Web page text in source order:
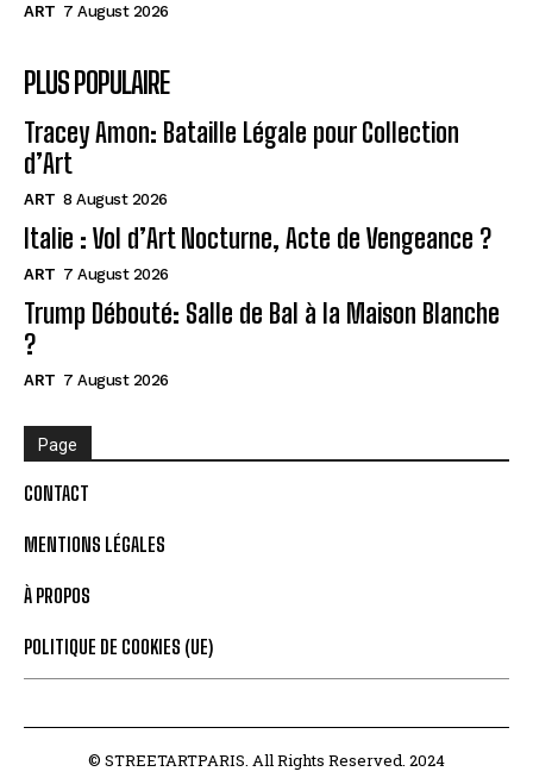
ART 7 August 2026
PLUS POPULAIRE
Tracey Amon: Bataille Légale pour Collection
d’Art
ART 8 August 2026
Italie : Vol d’Art Nocturne, Acte de Vengeance ?
ART 7 August 2026
Trump Débouté: Salle de Bal à la Maison Blanche
?
ART 7 August 2026
Page
CONTACT
MENTIONS LÉGALES
À PROPOS
POLITIQUE DE COOKIES (UE)
© STREETARTPARIS. All Rights Reserved. 2024